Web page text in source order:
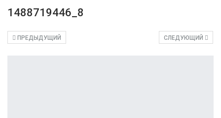
1488719446_8
СЛЕДУЮЩИЙ
ПРЕДЫДУЩИЙ